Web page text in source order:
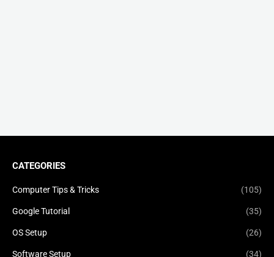
CATEGORIES
Computer Tips & Tricks (105)
Google Tutorial (35)
OS Setup (26)
Software Setup (34)